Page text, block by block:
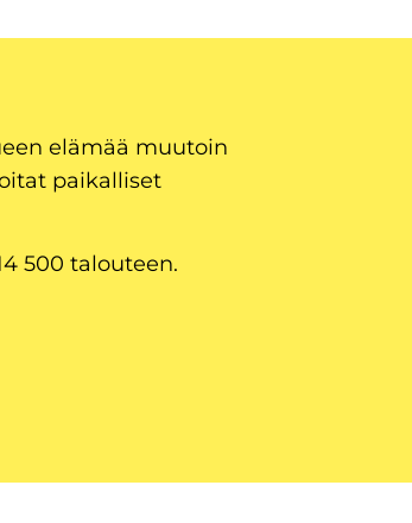
elämää muutoin
paikalliset
500 talouteen.